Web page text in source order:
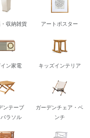
収納雑貨 アートポスター
ン家電 キッズインテリア
ンテーブ
ラソル
ガーデンチェア・ベ
ンチ